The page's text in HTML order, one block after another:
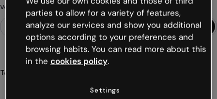
Vous cherchez autre chose ?
Tags
Voir plus (47)
parties to allow for a variety of features,
analyze our services and show you additional
options according to your preferences and
browsing habits. You can read more about this
in the cookies policy.
Settings